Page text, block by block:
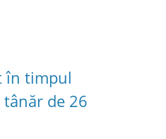
în timpul
de 26